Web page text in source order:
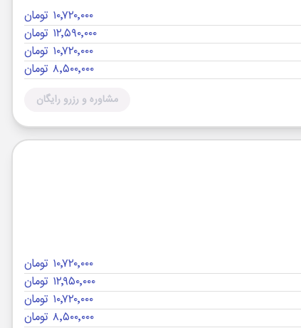
۱۰٬۷۲۰٬۰۰۰ تومان
۱۲٬۵۹۰٬۰۰۰ تومان
۱۰٬۷۲۰٬۰۰۰ تومان
۸٬۵۰۰٬۰۰۰ تومان
مشاوره و رزرو رایگان
۱۰٬۷۲۰٬۰۰۰ تومان
۱۲٬۹۵۰٬۰۰۰ تومان
۱۰٬۷۲۰٬۰۰۰ تومان
۸٬۵۰۰٬۰۰۰ تومان